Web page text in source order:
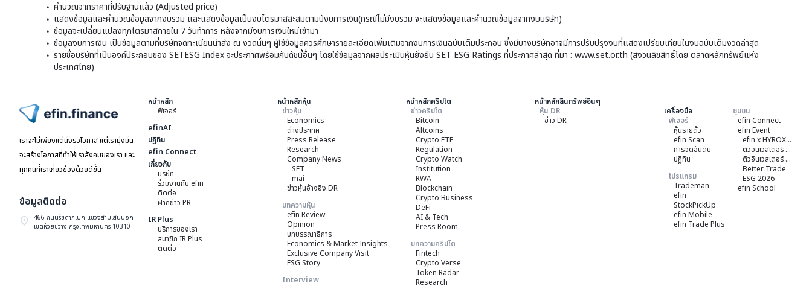
คำนวณจากราคาที่ปรับฐานแล้ว (Adjusted price)
แสดงข้อมูลและคำนวณข้อมูลจากงบรวม และแสดงข้อมูลเป็นงบไตรมาสสะสมตามปีงบการเงิน(กรณีไม่มีงบรวม จะแสดงข้อมูลและคำนวณข้อมูลจากงบบริษัท)
ข้อมูลจะเปลี่ยนแปลงทุกไตรมาสภายใน 7 วันทำการ หลังจากมีงบการเงินใหม่เข้ามา
ข้อมูลงบการเงิน เป็นข้อมูลตามที่บริษัทจดทะเบียนนำส่ง ณ งวดนั้นๆ ผู้ใช้ข้อมูลควรศึกษารายละเอียดเพิ่มเติมจากงบการเงินฉบับเต็มประกอบ ซึ่งมีบางบริษัทอาจมีการปรับปรุงงบที่แสดงเปรียบเทียบในงบฉบับเต็มงวดล่าสุด
รายชื่อบริษัทที่เป็นองค์ประกอบของ SETESG Index จะประกาศพร้อมกับดัชนี้อื่นๆ โดยใช้ข้อมูลจากผลประเมินหุ้นยั่งยืน SET ESG Ratings ที่ประกาศล่าสุด ที่มา : www.set.or.th (สงวนลิขสิทธิ์โดย ตลาดหลักทรัพย์แห่ง
ประเทศไทย)
ไปหน้าแรก
เราจะไม่เพียงแต่นั่งรอโอกาส แต่เรามุ่งมั่น
จะสร้างโอกาสที่ทำให้เราสังคมของเรา และ
ทุกคนที่เราเกี่ยวข้องด้วยดีขึ้น
ข้อมูลติดต่อ
466 ถนนรัชดาภิเษก แขวงสามเสนนอก
เขตห้วยขวาง กรุงเทพมหานคร 10310
หน้าหลัก
ฟีเจอร์
efinAI
ปฏิทิน
efin Connect
เกี่ยวกับ
บริษัท
ร่วมงานกับ efin
ติดต่อ
ฝากข่าว PR
IR Plus
บริการของเรา
สมาชิก IR Plus
ติดต่อ
หน้าหลักหุ้น
ข่าวหุ้น
Economics
ต่างประเทศ
Press Release
Research
Company News
SET
mai
ข่าวหุ้นอ้างอิง DR
บทความหุ้น
efin Review
Opinion
บทบรรณาธิการ
Economics & Market Insights
Exclusive Company Visit
ESG Story
Interview
หน้าหลักคริปโต
ข่าวคริปโต
Bitcoin
Altcoins
Crypto ETF
Regulation
Crypto Watch
Institution
RWA
Blockchain
Crypto Business
DeFi
AI & Tech
Press Room
บทความคริปโต
Fintech
Crypto Verse
Token Radar
Research
หน้าหลักสินทรัพย์อื่นๆ
หุ้น DR
ข่าว DR
เครื่องมือ
ฟีเจอร์
หุ้นรายต้ว
efin Scan
การจัดอันดับ
ปฏิทิน
โปรแกรม
Trademan
efin
StockPickUp
efin Mobile
efin Trade Plus
ชุมชน
efin Connect
efin Event
efin x HYROX Training Class
ติวอินเวสเตอร์ ON TOUR "ชลบุรี" 2026
ติวอินเวสเตอร์ ON TOUR “เชียงใหม่” 2026
Better Trade
ESG 2026
efin School